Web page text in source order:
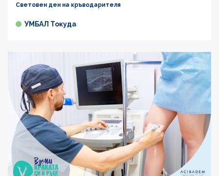
Световен ден на кръводарителя
УМБАЛ Токуда